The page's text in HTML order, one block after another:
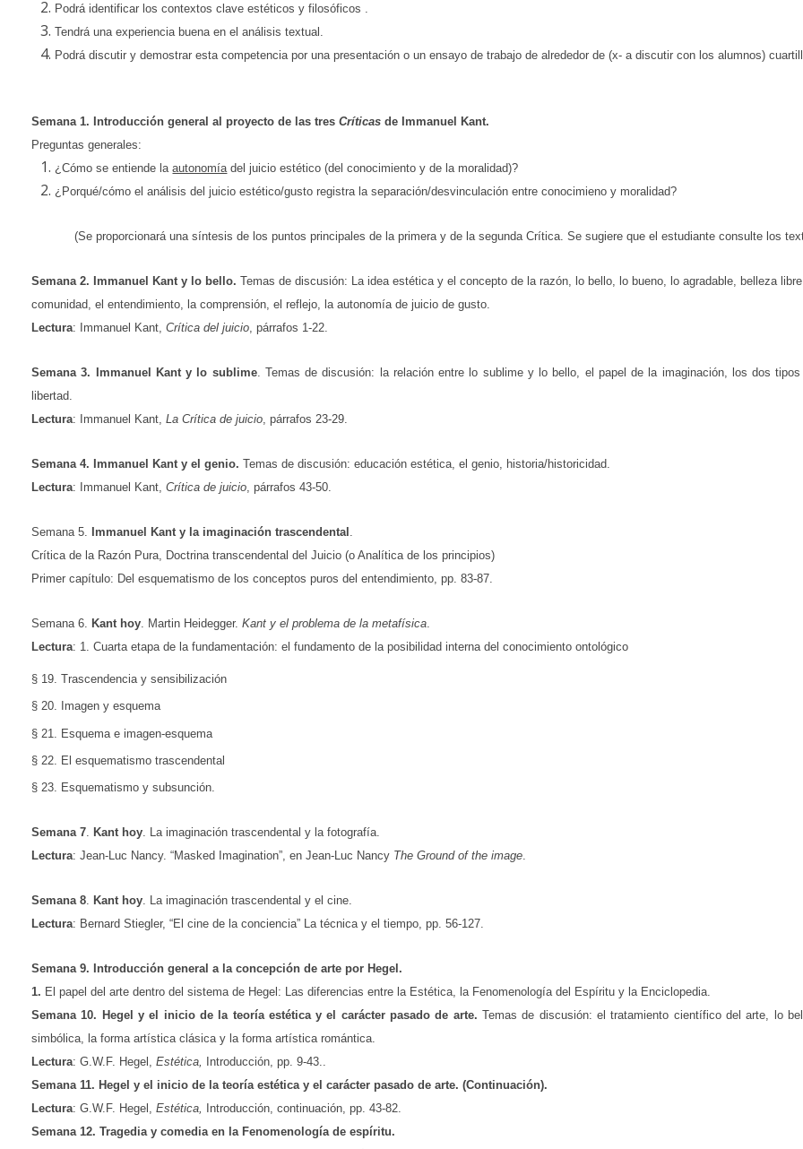
Podrá identificar los contextos clave estéticos y filosóficos .
Tendrá una experiencia buena en el análisis textual.
Podrá discutir y demostrar esta competencia por una presentación o un ensayo de trabajo de alrededor de (x- a discutir con los alumnos)
Semana 1. Introducción general al proyecto de las tres Críticas de Immanuel Kant.
Preguntas generales:
¿Cómo se entiende laautonomía del juicio estético (del conocimiento y de la moralidad)?
¿Porqué/cómo el análisis del juicio estético/gusto registra la separación/desvinculación entre conocimieno y moralidad?
(Se proporcionará una síntesis de los puntos principales de la primera y de la segunda Crítica. Se sugiere que el estudiante consulte los
Semana 2. Immanuel Kant y lo bello. Temas de discusión: La idea estética y el concepto de la razón, lo bello, lo bueno, lo agradable, belleza
comunidad, el entendimiento, la comprensión, el reflejo, la autonomía de juicio de gusto.
Lectura: Immanuel Kant, Crítica del juicio , párrafos 1-22.
Semana 3. Immanuel Kant y lo sublime. Temas de discusión: la relación entre lo sublime y lo bello, el papel de la imaginación, los dos
libertad.
Lectura: Immanuel Kant, La Crítica de juicio , párrafos 23-29.
Semana 4. Immanuel Kant y el genio. Temas de discusión: educación estética, el genio, historia/historicidad.
Lectura: Immanuel Kant, Crítica de juicio , párrafos 43-50.
Semana 5. Immanuel Kant y la imaginación trascendental
Crítica de la Razón Pura, Doctrina transcendental del Juicio (o Analítica de los principios)
Primer capítulo: Del esquematismo de los conceptos puros del entendimiento, pp. 83-87.
Semana 6. Kant hoy . Martin Heidegger. Kant y el problema de la metafísica
Lectura: 1. Cuarta etapa de la fundamentación: el fundamento de la posibilidad interna del conocimiento ontológico
§ 19. Trascendencia y sensibilización
§ 20. Imagen y esquema
§ 21. Esquema e imagen-esquema
§ 22. El esquematismo trascendental
§ 23. Esquematismo y subsunción
Semana 7 Kant hoy . La imaginación trascendental y la fotografía.
Lectura: Jean-Luc Nancy. “Masked Imagination”, en Jean-Luc Nancy The Ground of the image
Semana 8 Kant hoy . La imaginación trascendental y el cine.
Lectura: Bernard Stiegler, “El cine de la conciencia” La técnica y el tiempo, pp. 56-127.
Semana 9. Introducción general a la concepción de arte por Hegel.
1. El papel del arte dentro del sistema de Hegel: Las diferencias entre la Estética, la Fenomenología del Espíritu y la Enciclopedia.
Semana 10. Hegel y el inicio de la teoría estética y el carácter pasado de arte.Temas de discusión: el tratamiento científico del arte, lo
simbólica, la forma artística clásica y la forma artística romántica.
Lectura: G.W.F. Hegel, Estética,
Introducción, pp. 9-43..
Semana 11. Hegel y el inicio de la teoría estética y el carácter pasado de arte. (Continuación).
Lectura: G.W.F. Hegel, Estética,
Introducción, continuación, pp. 43-82.
Semana 12. Tragedia y comedia en la Fenomenología de espíritu.